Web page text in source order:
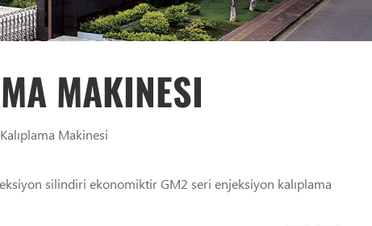
MAKINESI
Makinesi
silindiri ekonomiktir GM2 seri enjeksiyon kalıplama